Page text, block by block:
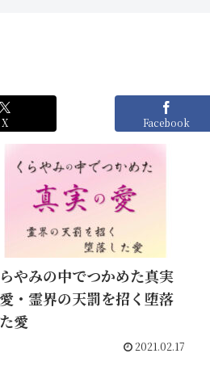
X Facebook
やみの中でつかめた真実
・霊界の天罰を招く堕落
愛
2021.02.17